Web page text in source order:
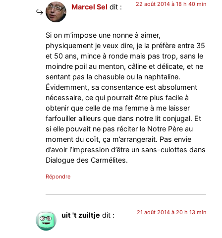
Marcel Sel dit : 22 août 2014 à 18 h 40 min
Si on m’impose une nonne à aimer,
physiquement je veux dire, je la préfère entre 35
et 50 ans, mince à ronde mais pas trop, sans le
moindre poil au menton, câline et délicate, et ne
sentant pas la chasuble ou la naphtaline.
Évidemment, sa consentance est absolument
nécessaire, ce qui pourrait être plus facile à
obtenir que celle de ma femme à me laisser
farfouiller ailleurs que dans notre lit conjugal. Et
si elle pouvait ne pas réciter le Notre Père au
moment du coït, ça m’arrangerait. Pas envie
d’avoir l’impression d’être un sans-culottes dans
Dialogue des Carmélites.
Répondre
uit 't zuiltje dit : 21 août 2014 à 20 h 13 min